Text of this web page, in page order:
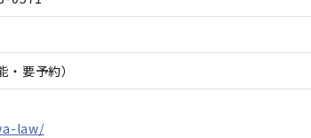
要予約）
law/